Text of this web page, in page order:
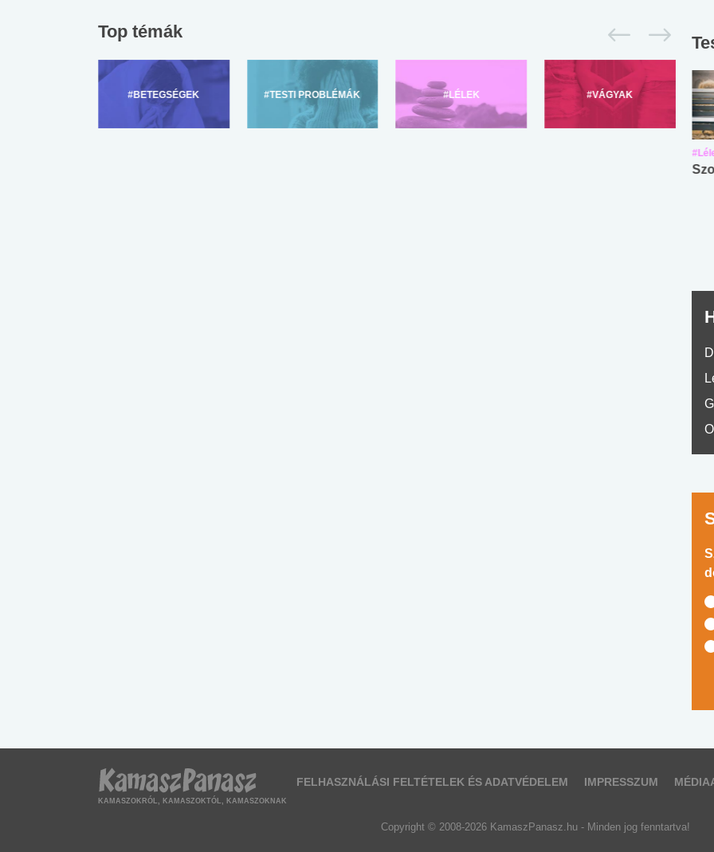
Top témák
#BETEGSÉGEK #TESTI PROBLÉMÁK #LÉLEK #VÁGYAK
KAMASZOKRÓL, KAMASZOKTÓL, KAMASZOKNAK
FELHASZNÁLÁSI FELTÉTELEK ÉS ADATVÉDELEM IMPRESSZUM
Copyright © 2008-2026 KamaszPanasz.hu - Minden jog fenntartva!